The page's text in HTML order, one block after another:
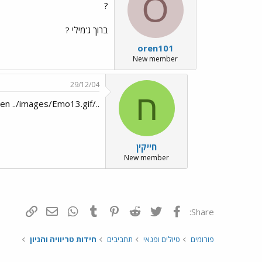
O
oren101
New member
?
ברוך ג'מילי ?
ח
חייקין
New member
29/12/04
../images/Emo127.gif../images/Emo47.gif oren ../images/Emo13.gif
Share: פייסבוק Twitter
Reddit
Pinterest
Tumblr
WhatsAppדואר אלקטרוני
פורומים טיולים ופנאי תחביבים חידות טריוויה והגיון